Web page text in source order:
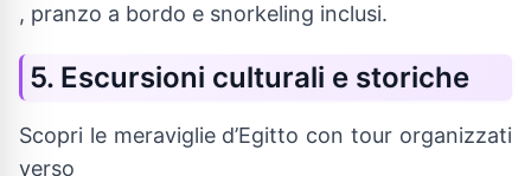
, pranzo a bordo e snorkeling inclusi.
5. Escursioni culturali e storiche
Scopri le meraviglie d’Egitto con tour organizzati
verso